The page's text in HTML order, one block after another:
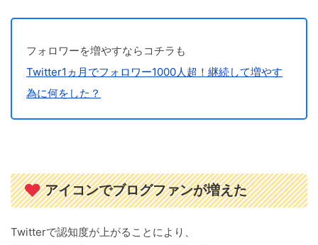
フォロワーを増やすならコチラも
Twitter1ヵ月でフォロワー1000人超！継続して増やす
為に何をした？
アイコンでブログファンが増えた
Twitterで認知度が上がることにより、